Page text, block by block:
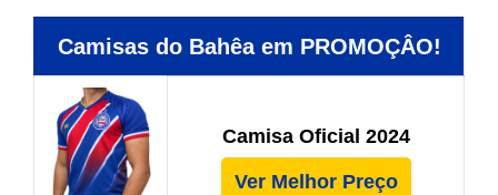
Camisas do Bahêa em PROMOÇÂO!
Camisa Oficial 2024
Ver Melhor Preço